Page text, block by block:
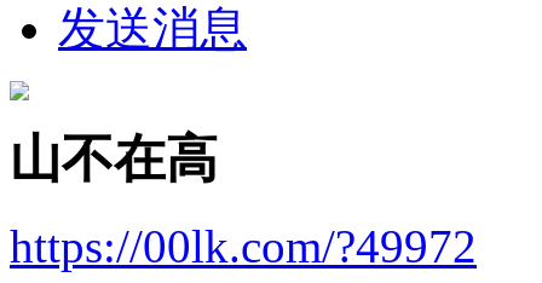
发送消息
山不在高
https://00lk.com/?49972